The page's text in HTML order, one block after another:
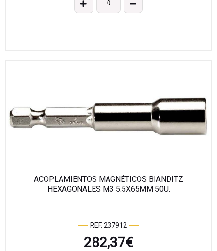
ACOPLAMIENTOS MAGNÉTICOS BIANDITZ
HEXAGONALES M3 5.5X65MM 50U.
REF. 237912
282,37€